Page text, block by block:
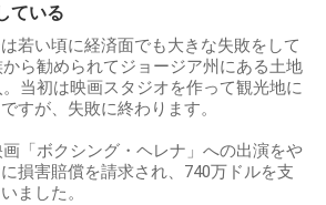
ている
若い頃に経済面でも大きな失敗をして
ら勧められてジョージア州にある土地
当初は映画スタジオを作って観光地に
すが、失敗に終わります。
「ボクシング・ヘレナ」への出演をや
損害賠償を請求され、740万ドルを支
ました。